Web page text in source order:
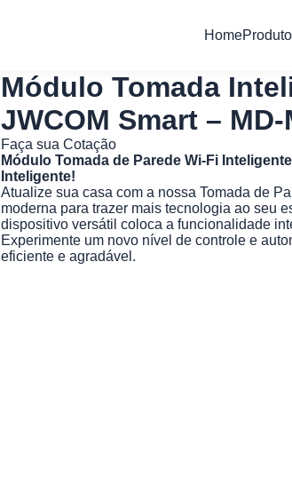
Home
Módulo Tomada
JWCOM Smart – MD-
Faça sua Cotação
Módulo Tomada de Parede Wi-Fi
Inteligente!
Atualize sua casa com a nossa Tomada de
moderna para trazer mais tecnologia ao seu
dispositivo versátil coloca a funcionalidade
Experimente um novo nível de controle e
eficiente e agradável.